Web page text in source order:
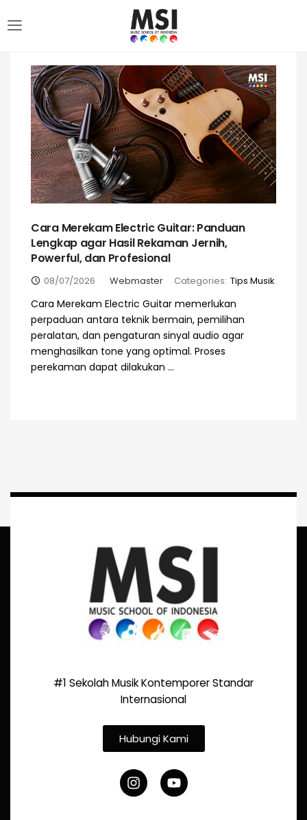
Cara Merekam Electric Guitar: Panduan
Lengkap agar Hasil Rekaman Jernih,
Powerful, dan Profesional
08/07/2026 Webmaster Categories: Tips Musik
Cara Merekam Electric Guitar memerlukan
perpaduan antara teknik bermain, pemilihan
peralatan, dan pengaturan sinyal audio agar
menghasilkan tone yang optimal. Proses
perekaman dapat dilakukan ...
#1 Sekolah Musik Kontemporer Standar
Internasional
Hubungi Kami